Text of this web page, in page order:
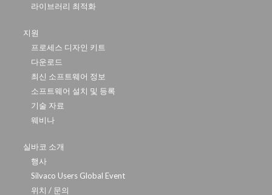
라이브러리 최적화
지원
프로세스 디자인 키트
다운로드
최신 소프트웨어 정보
소프트웨어 설치 및 등록
기술 자료
웨비나
실바코 소개
행사
Silvaco Users Global Event
위치 / 문의